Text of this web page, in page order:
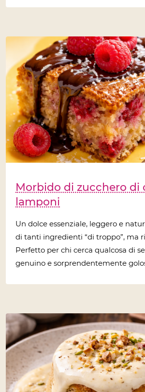
Morbido di zucchero di
lamponi
Un dolce essenziale, leggero e
di tanti ingredienti “di troppo”, ma
Perfetto per chi cerca qualcosa di
genuino e sorprendentemente